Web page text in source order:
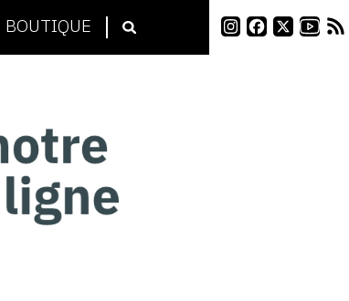
BOUTIQUE